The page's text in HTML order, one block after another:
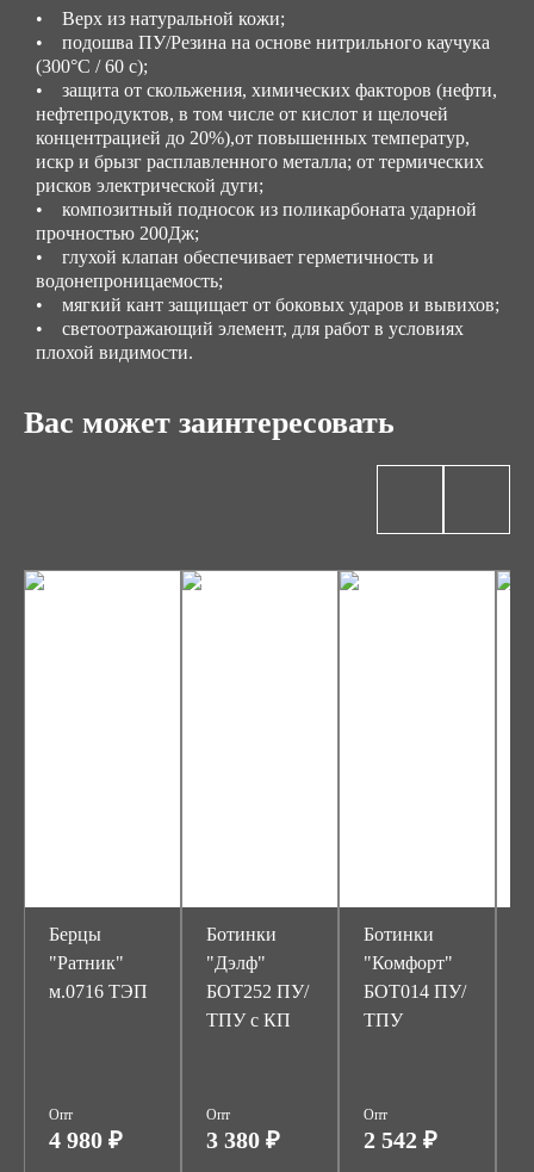
• Верх из натуральной кожи;
• подошва ПУ/Резина на основе нитрильного каучука
(300°С / 60 с);
• защита от скольжения, химических факторов (нефти,
нефтепродуктов, в том числе от кислот и щелочей
концентрацией до 20%),от повышенных температур,
искр и брызг расплавленного металла; от термических
рисков электрической дуги;
• композитный подносок из поликарбоната ударной
прочностью 200Дж;
• глухой клапан обеспечивает герметичность и
водонепроницаемость;
• мягкий кант защищает от боковых ударов и вывихов;
• светоотражающий элемент, для работ в условиях
плохой видимости.
Вас может заинтересовать
Берцы
"Ратник"
м.0716 ТЭП
Опт
4 980 ₽
Ботинки
"Дэлф"
БОТ252 ПУ/
ТПУ с КП
Опт
3 380 ₽
Ботинки
"Комфорт"
БОТ014 ПУ/
ТПУ
Опт
2 542 ₽